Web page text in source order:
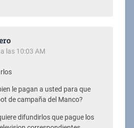
las 10:03 AM
le pagan a usted para que
de campaña del Manco?
difundirlos que pague los